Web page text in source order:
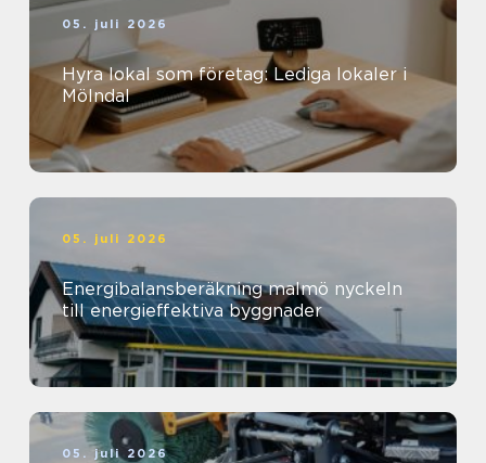
05. juli 2026
Hyra lokal som företag: Lediga lokaler i
Mölndal
05. juli 2026
Energibalansberäkning malmö nyckeln
till energieffektiva byggnader
05. juli 2026